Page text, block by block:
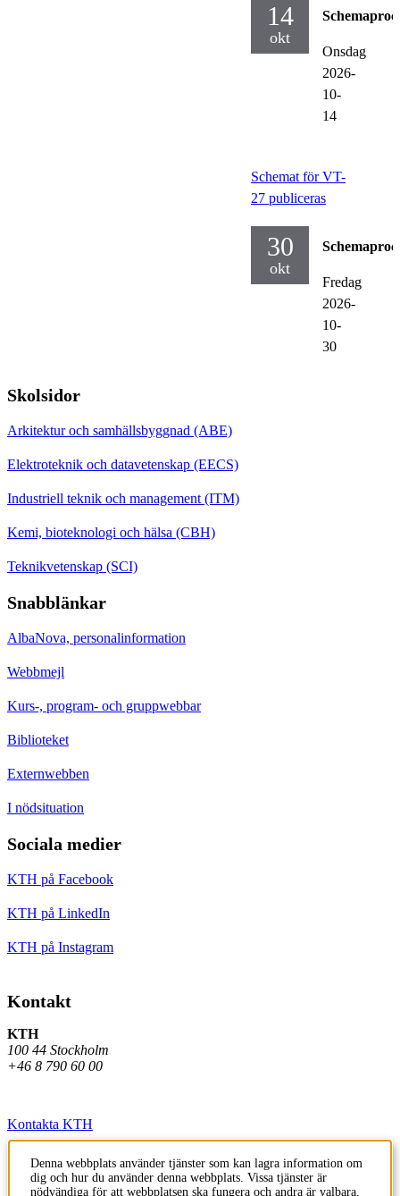
14
okt
Onsdag
2026-
10-
14
Schemat för VT-
27 publiceras
30
okt
Fredag
2026-
10-
30
Skolsidor
Arkitektur och samhällsbyggnad (ABE)
Elektroteknik och datavetenskap (EECS)
Industriell teknik och management (ITM)
Kemi, bioteknologi och hälsa (CBH)
Teknikvetenskap (SCI)
Snabblänkar
AlbaNova, personalinformation
Webbmejl
Kurs-, program- och gruppwebbar
Biblioteket
Externwebben
I nödsituation
Sociala medier
KTH på Facebook
KTH på LinkedIn
KTH på Instagram
Kontakt
KTH
100 44 Stockholm
+46 8 790 60 00
Kontakta KTH
Jobba på KTH
Press och media
Denna webbplats använder tjänster som kan lagra information om
dig och hur du använder denna webbplats. Vissa tjänster är
nödvändiga för att webbplatsen ska fungera och andra är valbara.